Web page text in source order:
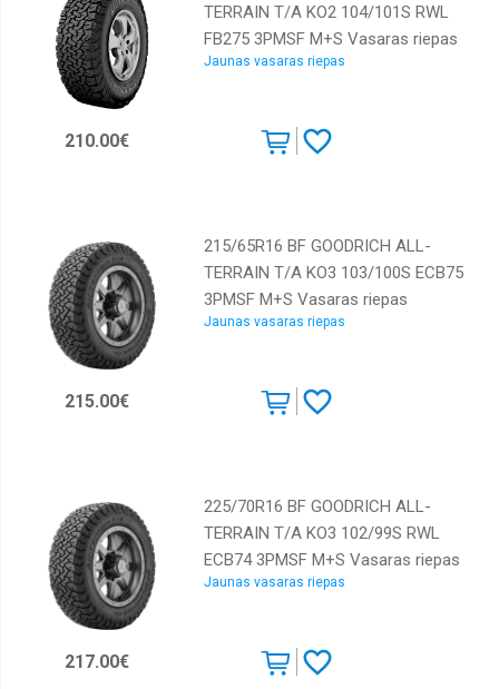
Sailun
Starmaxx
Sunny
Winrun
Yokohama
TERRAIN T/A KO2 104/101S RWL
FB275 3PMSF M+S Vasaras riepas
Jaunas vasaras riepas
210.00€
215/65R16 BF GOODRICH ALL-
TERRAIN T/A KO3 103/100S ECB75
3PMSF M+S Vasaras riepas
Jaunas vasaras riepas
215.00€
225/70R16 BF GOODRICH ALL-
TERRAIN T/A KO3 102/99S RWL
ECB74 3PMSF M+S Vasaras riepas
Jaunas vasaras riepas
217.00€